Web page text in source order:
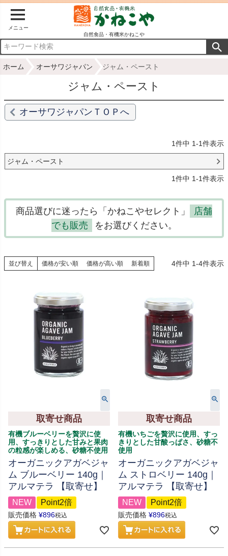
メニュー
自然食品・有機米かねこや
ホーム オーサワジャパン ジャム・ペースト
ジャム・ペースト
オーサワジャパンＴＯＰへ
1件中 1-1件表示
ジャム・ペースト
1件中 1-1件表示
商品選びに迷ったら「かねこやセレクト」
店舗
でも販売
をお選びください。
並び替え 価格が安い順 価格が高い順 新着順 4件中 1-4件表示
取寄せ商品
有機ブルーベリーを贅沢に使
用、すっきりとした甘みと果肉
の粒感が楽しめる、砂糖不使用
オーガニックアガベジャ
ム ブルーベリー 140g｜
アルマテラ 【取寄せ】
NEW Point2倍
販売価格 ¥896税込
取寄せ商品
有機いちごを贅沢に使用、すっ
きりとした甘酸っぱさ、砂糖不
使用
オーガニックアガベジャ
ム ストロベリー 140g｜
アルマテラ 【取寄せ】
NEW Point2倍
販売価格 ¥896税込